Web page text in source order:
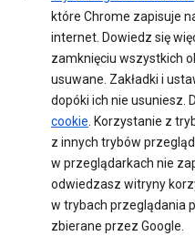
które Chrome zapisuje
internet. Dowiedz się
zamknięciu wszystkich
usuwane. Zakładki i
dopóki ich nie usuniesz.
cookie. Korzystanie z
z innych trybów
w przeglądarkach nie
odwiedzasz witryny
w trybach przeglądania
zbierane przez Google.